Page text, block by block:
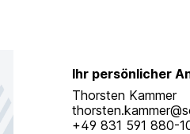
Ihr persönlicher
Thorsten Kammer
+49 831 591 880-